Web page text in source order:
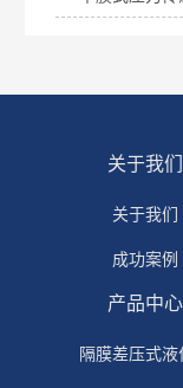
关于我们
关于我们
成功案例
产品中心
隔膜差压式液